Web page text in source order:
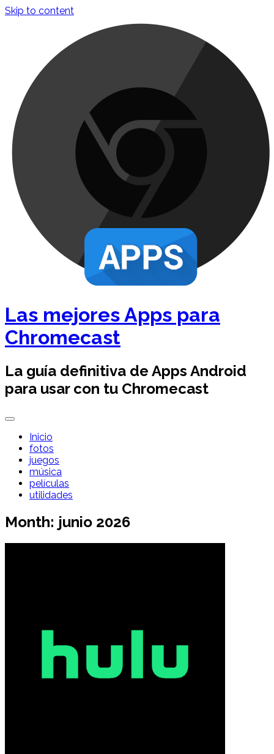
Skip to content
Las mejores Apps para
Chromecast
La guía definitiva de Apps Android
para usar con tu Chromecast
Inicio
fotos
juegos
música
películas
utilidades
Month: junio 2026